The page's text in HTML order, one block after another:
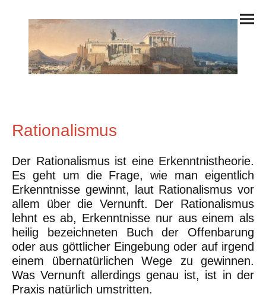
Rationalismus
Der Rationalismus ist eine Erkenntnistheorie.
Es geht um die Frage, wie man eigentlich
Erkenntnisse gewinnt, laut Rationalismus vor
allem über die Vernunft. Der Rationalismus
lehnt es ab, Erkenntnisse nur aus einem als
heilig bezeichneten Buch der Offenbarung
oder aus göttlicher Eingebung oder auf irgend
einem übernatürlichen Wege zu gewinnen.
Was Vernunft allerdings genau ist, ist in der
Praxis natürlich umstritten.